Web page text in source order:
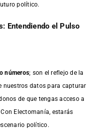
político.
Entendiendo el Pulso
números; son el reflejo de la
nuestros datos para capturar
de que tengas acceso a
Electomanía, estarás
político.